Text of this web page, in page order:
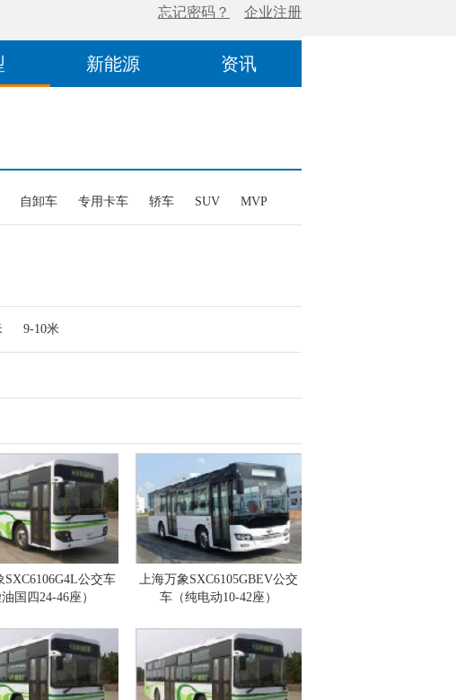
新能源 资讯
自卸车 专用卡车 轿车 SUV MVP
9-10米
SXC6106G4L公交车
油国四24-46座）
上海万象SXC6105GBEV公交
车（纯电动10-42座）